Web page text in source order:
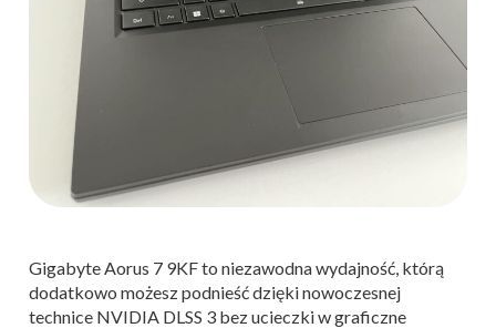
Gigabyte Aorus 7 9KF to niezawodna wydajność, którą
dodatkowo możesz podnieść dzięki nowoczesnej
technice NVIDIA DLSS 3 bez ucieczki w graficzne